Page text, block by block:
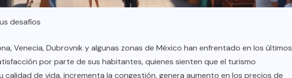
desafíos
Venecia, Dubrovnik y algunas zonas de México han enfrentado en los últimos
por parte de sus habitantes, quienes sienten que el turismo
de vida, incrementa la congestión, genera aumento en los precios de
24, 2026 JULIO 30, 2026